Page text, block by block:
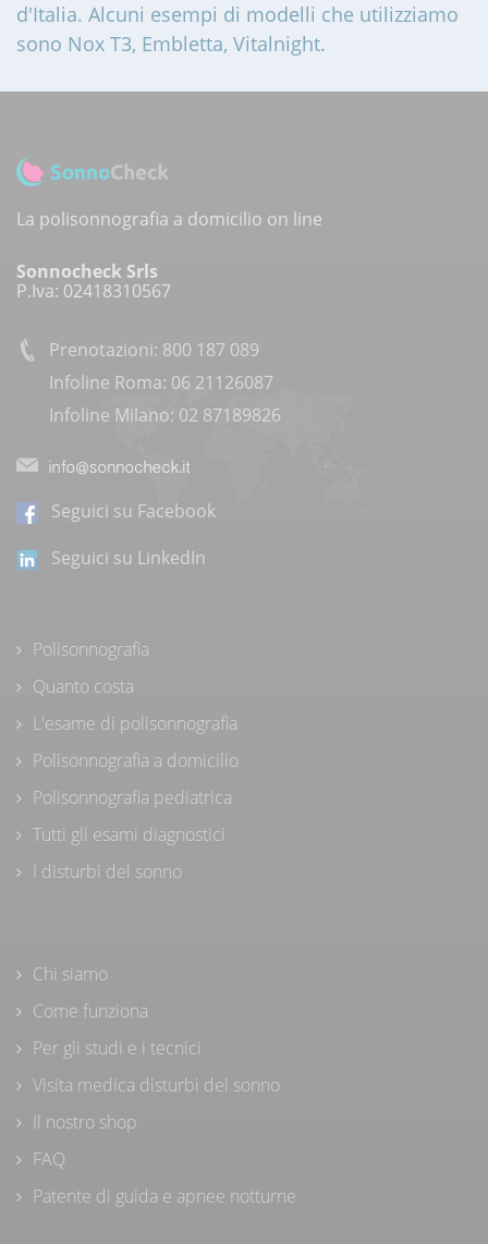
d'Italia. Alcuni esempi di modelli che utilizziamo
sono Nox T3, Embletta, Vitalnight.
La polisonnografia a domicilio on line
Sonnocheck Srls
P.Iva: 02418310567
Prenotazioni: 800 187 089
Infoline Roma: 06 21126087
Infoline Milano: 02 87189826
Seguici su Facebook
Seguici su LinkedIn
Polisonnografia
Quanto costa
L'esame di polisonnografia
Polisonnografia a domicilio
Polisonnografia pediatrica
Tutti gli esami diagnostici
I disturbi del sonno
Chi siamo
Come funziona
Per gli studi e i tecnici
Visita medica disturbi del sonno
Il nostro shop
FAQ
Patente di guida e apnee notturne